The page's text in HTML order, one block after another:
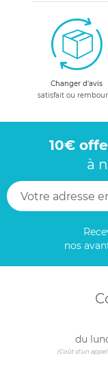
Changer d'avis
satisfait ou
10€
à
nos
du
(Coût d'un